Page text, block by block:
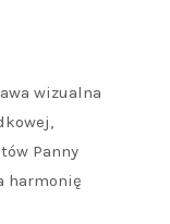
wizualna
Panny
harmonię